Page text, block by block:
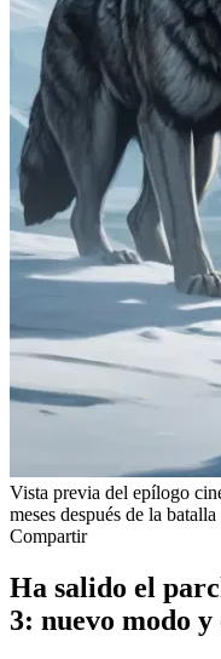
Vista previa del epílogo
meses después de la
Compartir
Ha salido el
3: nuevo modo